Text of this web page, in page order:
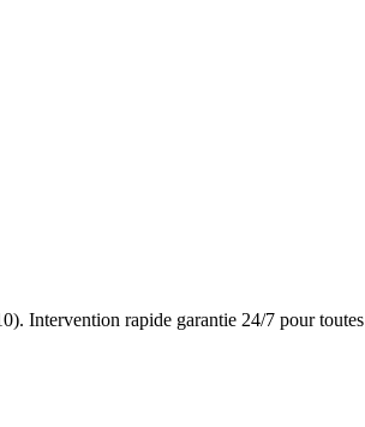
Intervention rapide garantie 24/7 pour toutes